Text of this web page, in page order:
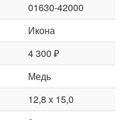
01630-42000
Икона
4 300 ₽
Медь
12,8 х 15,0